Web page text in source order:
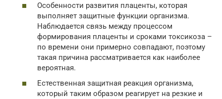
Особенности развития плаценты, которая
выполняет защитные функции организма.
Наблюдается связь между процессом
формирования плаценты и сроками токсикоза –
по времени они примерно совпадают, поэтому
такая причина рассматривается как наиболее
вероятная.
Естественная защитная реакция организма,
который таким образом реагирует на резкие и